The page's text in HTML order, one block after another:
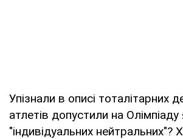
Упізнали в описі тоталітарних
атлетів допустили на Олімпіаду
"індивідуальних нейтральних"?